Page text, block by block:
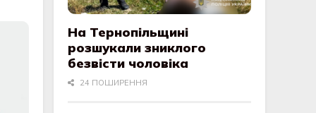
На Тернопільщині
розшукали зниклого
безвісти чоловіка
24 ПОШИРЕННЯ